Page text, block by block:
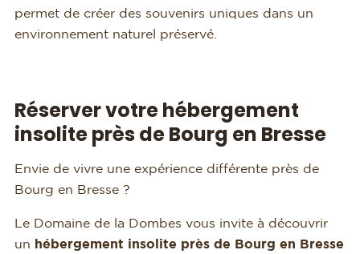
permet de créer des souvenirs uniques dans un
environnement naturel préservé.
Réserver votre hébergement
insolite près de Bourg en Bresse
Envie de vivre une expérience différente près de
Bourg en Bresse ?
Le Domaine de la Dombes vous invite à découvrir
un hébergement insolite près de Bourg en Bresse